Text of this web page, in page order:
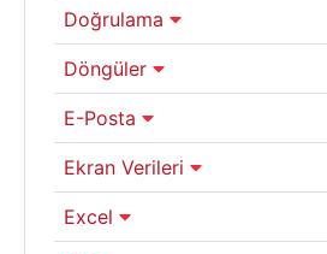
Doğrulama
Döngüler
E-Posta
Ekran Verileri
Excel